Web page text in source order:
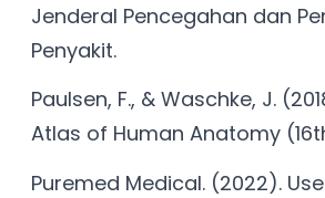
Jenderal Pencegahan dan
Penyakit.
Paulsen, F., & Waschke, J.
Atlas of Human Anatomy
Puremed Medical. (2022).